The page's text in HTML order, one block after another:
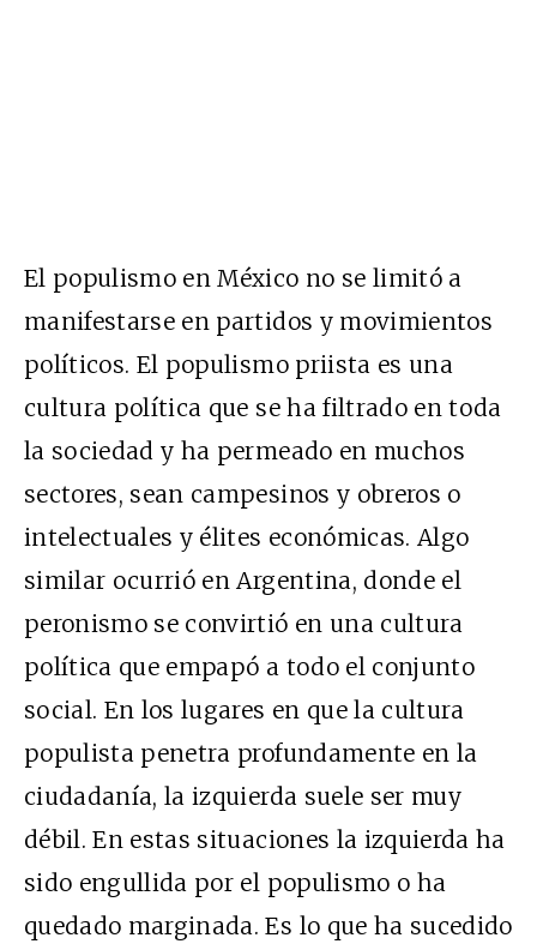
El populismo en México no se limitó a
manifestarse en partidos y movimientos
políticos. El populismo priista es una
cultura política que se ha filtrado en toda
la sociedad y ha permeado en muchos
sectores, sean campesinos y obreros o
intelectuales y élites económicas. Algo
similar ocurrió en Argentina, donde el
peronismo se convirtió en una cultura
política que empapó a todo el conjunto
social. En los lugares en que la cultura
populista penetra profundamente en la
ciudadanía, la izquierda suele ser muy
débil. En estas situaciones la izquierda ha
sido engullida por el populismo o ha
quedado marginada. Es lo que ha sucedido